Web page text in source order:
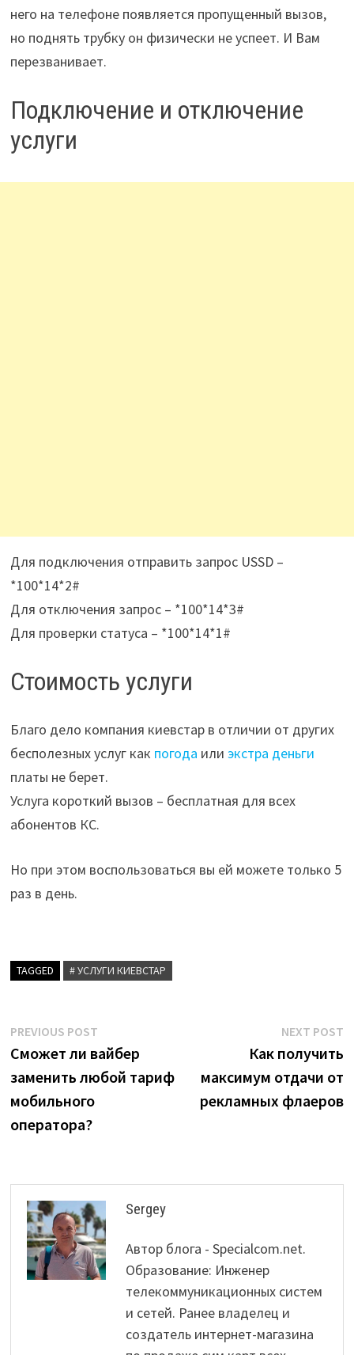
него на телефоне появляется пропущенный вызов,
но поднять трубку он физически не успеет. И Вам
перезванивает.
Подключение и отключение
услуги
Для подключения отправить запрос USSD –
*100*14*2#
Для отключения запрос – *100*14*3#
Для проверки статуса – *100*14*1#
Стоимость услуги
Благо дело компания киевстар в отличии от других
бесполезных услуг как погода или экстра деньги
платы не берет.
Услуга короткий вызов – бесплатная для всех
абонентов КС.
Но при этом воспользоваться вы ей можете только 5
раз в день.
TAGGED # УСЛУГИ КИЕВСТАР
Post
navigation
PREVIOUS POSTPrevious
post:
Сможет ли вайбер
заменить любой тариф
мобильного
оператора?
NEXT POST
Как получить
максимум отдачи от
рекламных флаеров
Sergey
Автор блога - Specialcom.net.
Образование: Инженер
телекоммуникационных систем
и сетей. Ранее владелец и
создатель интернет-магазина